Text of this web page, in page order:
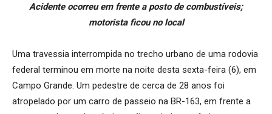
Acidente ocorreu em frente a posto de combustíveis;
motorista ficou no local
Uma travessia interrompida no trecho urbano de uma rodovia
federal terminou em morte na noite desta sexta-feira (6), em
Campo Grande. Um pedestre de cerca de 28 anos foi
atropelado por um carro de passeio na BR-163, em frente a